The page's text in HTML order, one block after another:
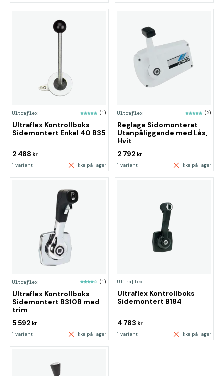
Ultraflex (1)
Ultraflex Kontrollboks
Sidemontert Enkel 40 B35
2 488 kr
1 variant Ikke på lager
Ultraflex (2)
Reglage Sidomonterat
Utanpåliggande med Lås,
Hvit
2 792 kr
1 variant Ikke på lager
Ultraflex (1)
Ultraflex Kontrollboks
Sidemontert B310B med
trim
5 592 kr
1 variant Ikke på lager
Ultraflex
Ultraflex Kontrollboks
Sidemontert B184
4 783 kr
1 variant Ikke på lager